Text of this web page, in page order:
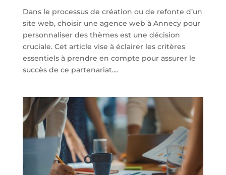
Dans le processus de création ou de refonte d’un
site web, choisir une agence web à Annecy pour
personnaliser des thèmes est une décision
cruciale. Cet article vise à éclairer les critères
essentiels à prendre en compte pour assurer le
succès de ce partenariat....